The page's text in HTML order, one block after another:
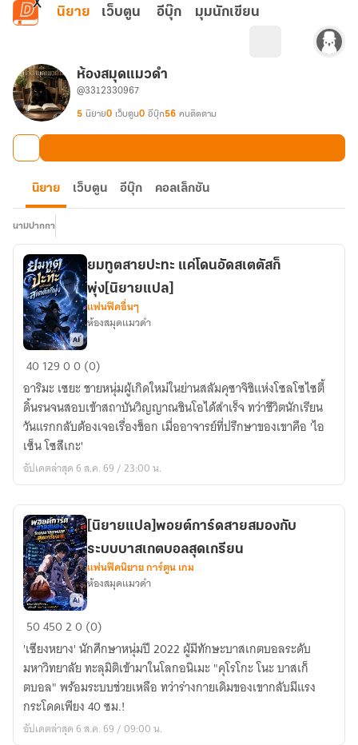
ข้ามไปยังเนื้อหาหลัก
นิยาย เว็บตูน อีบุ๊ก มุมนักเขียน
ห้องสมุดแมวดำ
@3312330967
5 นิยาย0 เว็บตูน0 อีบุ๊ก56 คนติดตาม
นิยาย เว็บตูน อีบุ๊ก คอลเล็กชัน
นามปากกา
ยมทูต
สาย
ปะทะ
แค่
โด
นอัดส
เต
ก็
พุ่ง[นิยาย
แปล]
ยมทูตสายปะทะ แค่โดนอัดสเตตัสก็
พุ่ง[นิยายแปล]
แฟนฟิคอื่นๆ
ห้องสมุดแมวดำ
4012900 (0)
อาริมะ เซยะ ชายหนุ่มผู้เกิดใหม่ในย่านสลัมคุซาจิชิแห่งโซลโซไซตี้
ดิ้นรนจนสอบเข้าสถาบันวิญญาณชินโอได้สำเร็จ ทว่าชีวิตนักเรียน
วันแรกกลับต้องเจอเรื่องช็อก เมื่ออาจารย์ที่ปรึกษาของเขาคือ 'ไอ
เซ็น โซสึเกะ'
อัปเดตล่าสุด 6 ส.ค. 69 / 23:00 น.
[นิยาย
แปล]พอ
ยต์
การ์ด
สาย
สมอง
กับ
[นิยายแปล]พอยต์การ์ดสายสมองกับ
ระบบบาสเกตบอลสุดเกรียน
แฟนฟิคนิยาย การ์ตูน เกม
ห้องสมุดแมวดำ
5045020 (0)
'เซียงหยาง' นักศึกษาหนุ่มปี 2022 ผู้มีทักษะบาสเกตบอลระดับ
มหาวิทยาลัย ทะลุมิติเข้ามาในโลกอนิเมะ "คุโรโกะ โนะ บาสเก็
ตบอล" พร้อมระบบช่วยเหลือ ทว่าร่างกายเดิมของเขากลับมีแรง
กระโดดเพียง 40 ซม.!
อัปเดตล่าสุด 6 ส.ค. 69 / 09:00 น.